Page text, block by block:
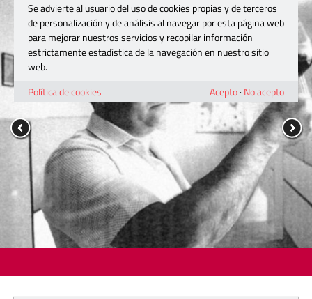
Se advierte al usuario del uso de cookies propias y de terceros
de personalización y de análisis al navegar por esta página web
para mejorar nuestros servicios y recopilar información
estrictamente estadística de la navegación en nuestro sitio
web.
Política de cookies
Acepto· No acepto